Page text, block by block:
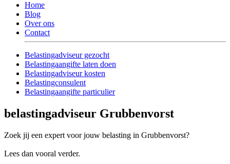
Home
Blog
Over ons
Contact
Belastingadviseur gezocht
Belastingaangifte laten doen
Belastingadviseur kosten
Belastingconsulent
Belastingaangifte particulier
belastingadviseur Grubbenvorst
Zoek jij een expert voor jouw belasting in Grubbenvorst?
Lees dan vooral verder.